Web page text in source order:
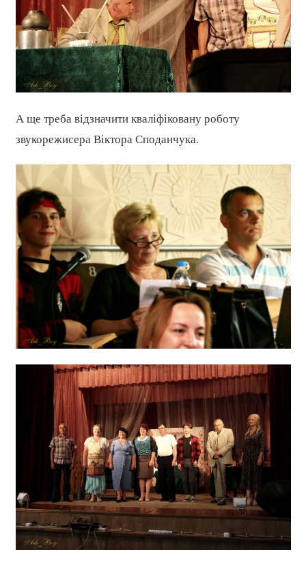
А ще треба відзначити кваліфіковану роботу
звукорежисера Віктора Споданчука.